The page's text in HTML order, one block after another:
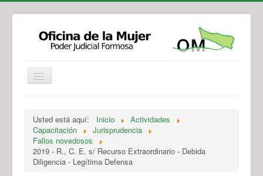
Legislación
Novedades
Recursos y Servicios de Atención
Usted está aquí: Inicio
Actividades
Capacitación
Jurisprudencia
Fallos novedosos
2019 - R., C. E. s/ Recurso Extraordinario - Debida
Diligencia - Legítima Defensa